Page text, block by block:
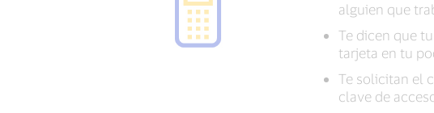
alguien que
Te dicen que
tarjeta en tu
Te solicitan el
clave de